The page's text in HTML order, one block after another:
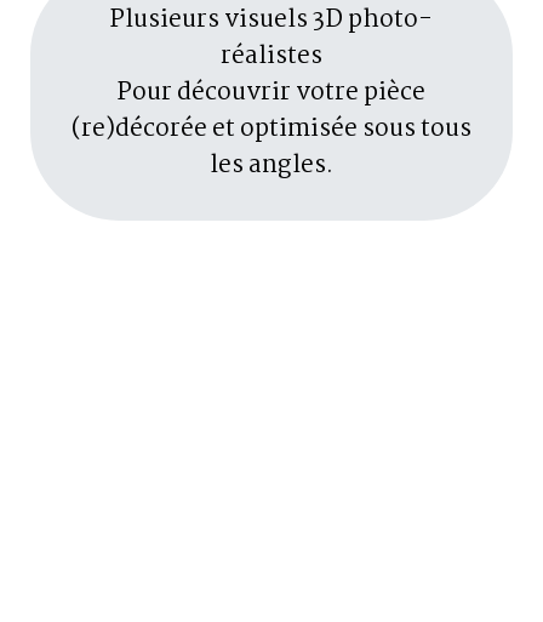
Plusieurs visuels 3D photo-
réalistes
Pour découvrir votre pièce
(re)décorée et optimisée sous tous
les angles.